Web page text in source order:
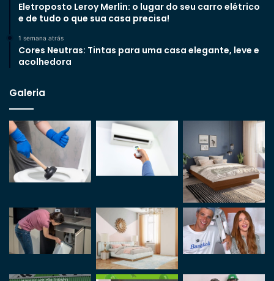
Eletroposto Leroy Merlin: o lugar do seu carro elétrico
e de tudo o que sua casa precisa!
1 semana atrás
Cores Neutras: Tintas para uma casa elegante, leve e
acolhedora
Galeria